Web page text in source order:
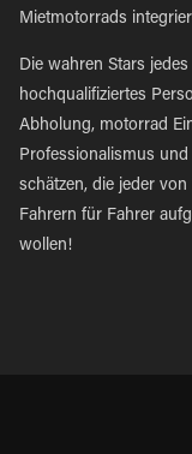
Mietmotorrads
Die wahren Stars
hochqualifiziertes
Abholung, motorrad
Professionalismus
schätzen, die jeder
Fahrern für Fahrer
wollen!